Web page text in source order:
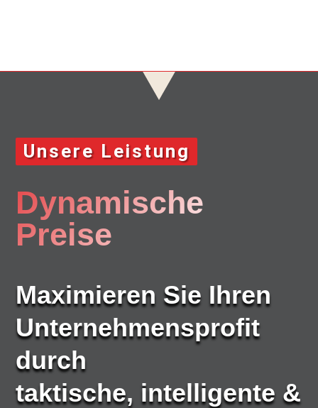
Unsere Leistung
Dynamische
Preise
Maximieren Sie Ihren
Unternehmensprofit
durch
taktische, intelligente &